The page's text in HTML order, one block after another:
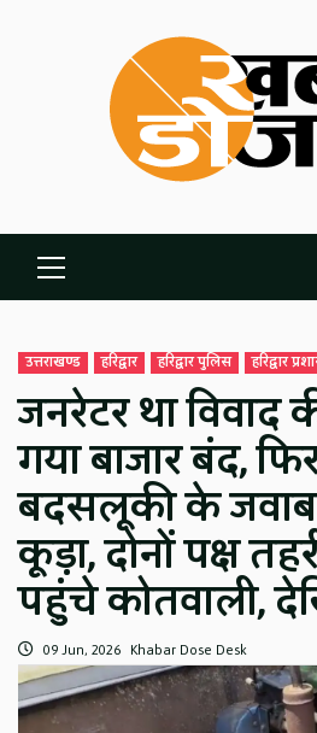
Primary
Menu
उत्तराखण्ड हरिद्वार हरिद्वार पुलिस हरिद्वार
जनरेटर था विवाद
गया बाजार बंद,
बदसलूकी के
कूड़ा, दोनों पक्ष
पहुंचे कोतवाली,
09 Jun, 2026 Khabar Dose Desk